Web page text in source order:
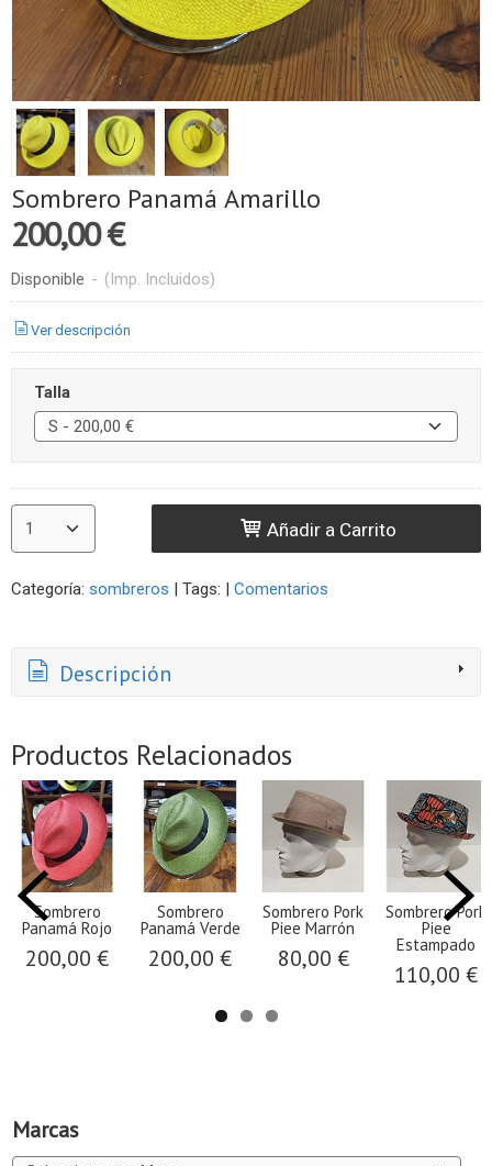
Marcas
Sombrero Panamá Amarillo
200,00 €
Disponible - (Imp. Incluidos)
Ver descripción
Talla
Añadir a Carrito
Categoría: sombreros Tags: Comentarios
Descripción
Productos Relacionados
Sombrero
Panamá Rojo
200,00 €
Sombrero
Panamá Verde
200,00 €
Sombrero Pork
Piee Marrón
80,00 €
Sombrero Pork
Piee
Estampado
110,00 €